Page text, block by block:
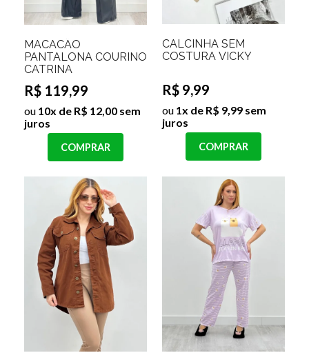
MACACÃO
PANTALONA COURINO
CATRINA
R$ 119,99
ou 10x de R$ 12,00 sem
juros
COMPRAR
CALCINHA SEM
COSTURA VICKY
R$ 9,99
ou 1x de R$ 9,99 sem
juros
COMPRAR